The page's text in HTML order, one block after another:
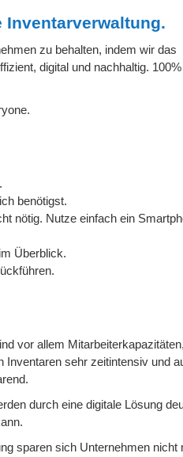
zu behalten, indem wir das
digital und nachhaltig.
benötigst.
nötig. Nutze einfach ein
Überblick.
vor allem
sehr zeitintensiv und
durch eine digitale Lösung
sparen sich Unternehmen nicht